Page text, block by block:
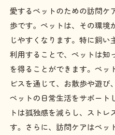
飼い主も知っておくべ
法
愛するペットの幸福を
選び方と注意点
愛するペットのための訪問ケ
歩です。ペットは、その環境
じやすくなります。特に飼い
利用することで、ペットは知
を得ることができます。ペッ
ビスを通じて、お散歩や遊び
ペットの日常生活をサポート
トは孤独感を減らし、ストレ
す。さらに、訪問ケアはペッ